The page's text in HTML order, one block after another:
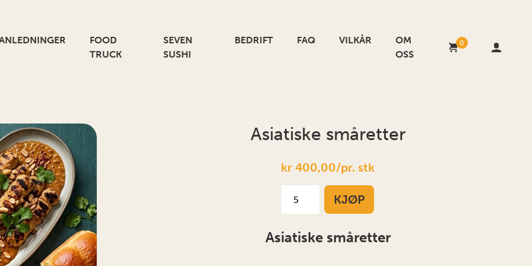
FOOD
TRUCK
SEVEN
SUSHI
BEDRIFT FAQ VILKÅR
OM
OSS
0
Asiatiske småretter
kr 400,00/pr. stk
KJØP
Asiatiske småretter